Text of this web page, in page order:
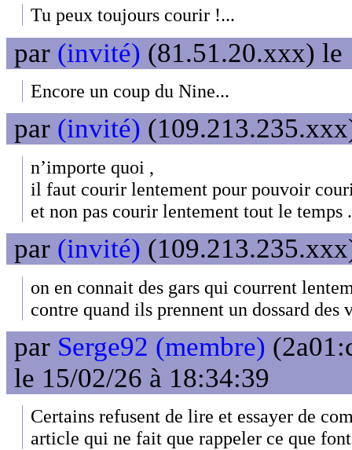
Tu peux toujours courir !...
par (invité) (81.51.20.xxx) le
Encore un coup du Nine...
par (invité)
n’importe quoi ,
il faut courir lentement pour pouvoir
et non pas courir lentement tout le temps .
par (invité)
on en connait des gars qui courrent
contre quand ils prennent un dossard des
par Serge92 (membre)
le 15/02/26 à 18:34:39
Certains refusent de lire et essayer de
article qui ne fait que rappeler ce que